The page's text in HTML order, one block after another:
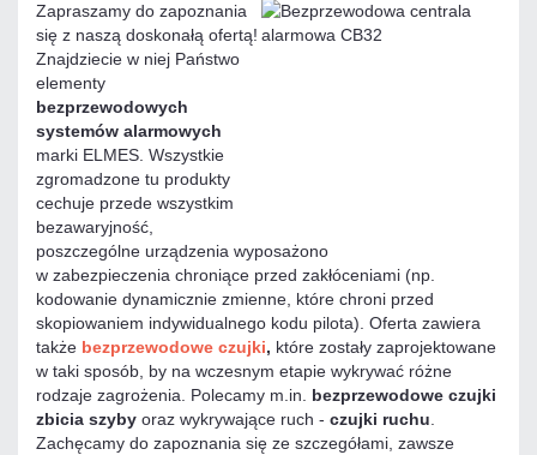
Zapraszamy do zapoznania
się z naszą doskonałą ofertą!
Znajdziecie w niej Państwo
elementy
bezprzewodowych
systemów alarmowych
marki ELMES. Wszystkie
zgromadzone tu produkty
cechuje przede wszystkim
bezawaryjność,
poszczególne urządzenia wyposażono
w zabezpieczenia chroniące przed zakłóceniami (np.
kodowanie dynamicznie zmienne, które chroni przed
skopiowaniem indywidualnego kodu pilota). Oferta zawiera
także bezprzewodowe czujki, które zostały zaprojektowane
w taki sposób, by na wczesnym etapie wykrywać różne
rodzaje zagrożenia. Polecamy m.in. bezprzewodowe czujki
zbicia szyby oraz wykrywające ruch - czujki ruchu.
Zachęcamy do zapoznania się ze szczegółami, zawsze